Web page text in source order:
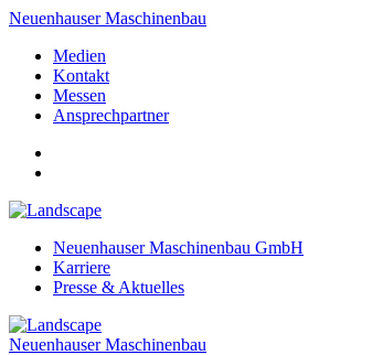
Neuenhauser Maschinenbau
Medien
Kontakt
Messen
Ansprechpartner
Neuenhauser Maschinenbau GmbH
Karriere
Presse & Aktuelles
Neuenhauser Maschinenbau